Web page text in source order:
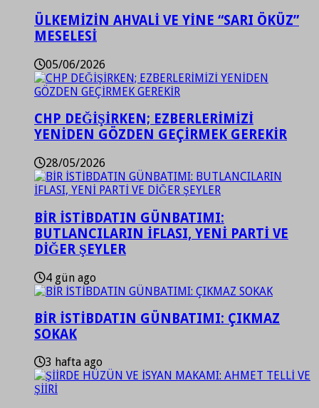
ÜLKEMİZİN AHVALİ VE YİNE “SARI ÖKÜZ”
MESELESİ
05/06/2026
CHP DEĞİŞİRKEN; EZBERLERİMİZİ
YENİDEN GÖZDEN GEÇİRMEK GEREKİR
28/05/2026
BİR İSTİBDATIN GÜNBATIMI:
BUTLANCILARIN İFLASI, YENİ PARTİ VE
DİĞER ŞEYLER
4 gün ago
BİR İSTİBDATIN GÜNBATIMI: ÇIKMAZ
SOKAK
3 hafta ago